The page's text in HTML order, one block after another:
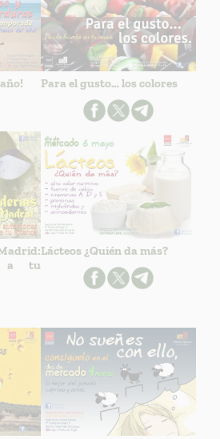
Para el gusto… los colores
a tu
Lácteos ¿Quién da más?